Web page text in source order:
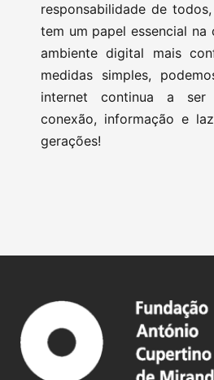
responsabilidade de
tem um papel essencial na
ambiente digital mais
medidas simples,
internet continua a
conexão, informação e
gerações!